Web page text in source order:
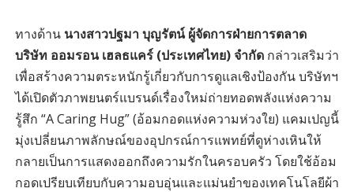
ทางด้าน นางสาวปฐมา บุญรัตน์ ผู้จัดการฝ่ายการตลาด
บริษัท ออมรอน เฮลธแคร์ (ประเทศไทย) จำกัดกล่าวเสริมว่า
เพื่อสร้างความตระหนักรู้เกี่ยวกับการดูแลเชิงป้องกัน บริษัทฯ
ได้เปิดตัวภาพยนตร์แบรนด์เรื่องใหม่ถ่ายทอดพลังแห่งความ
รู้สึก “A Caring Hug” (อ้อมกอดแห่งความห่วงใย) แคมเปญนี้
มุ่งเปลี่ยนภาพลักษณ์ของอุปกรณ์การแพทย์ที่ดูห่างเหินให้
กลายเป็นการแสดงออกถึงความรักในครอบครัว โดยใช้อ้อม
กอดเปรียบเทียบกับความอบอุ่นและแม่นยำของเทคโนโลยีผ้า